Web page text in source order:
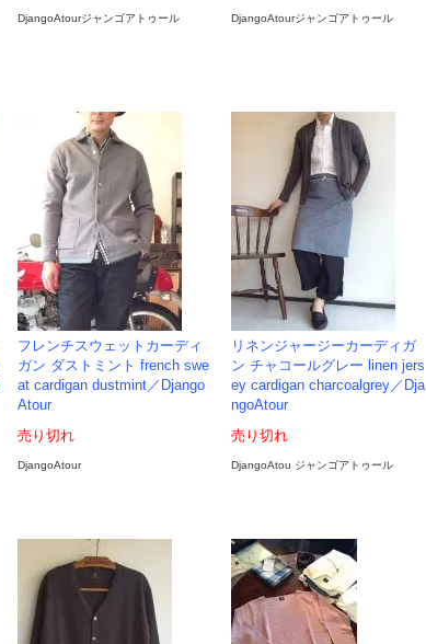
DjangoAtourジャンゴアトゥール DjangoAtourジャンゴアトゥール
フレンチスウェットカーディ
ガン ダストミント french swe
at cardigan dustmint／Django
Atour
売り切れ
DjangoAtour
リネンジャージーカーディガ
ン チャコールグレー linen jers
ey cardigan charcoalgrey／Dja
ngoAtour
売り切れ
DjangoAtou ジャンゴアトゥール